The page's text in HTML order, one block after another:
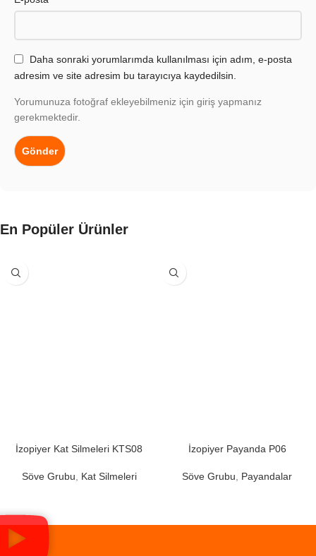
Daha sonraki yorumlarımda kullanılması için adım, e-posta
adresim ve site adresim bu tarayıcıya kaydedilsin.
Yorumunuza fotoğraf ekleyebilmeniz için giriş yapmanız
gerekmektedir.
En Popüler Ürünler
İzopiyer Kat Silmeleri KTS08
Söve Grubu Kat Silmeleri
İzopiyer Payanda P06
Söve Grubu Payandalar